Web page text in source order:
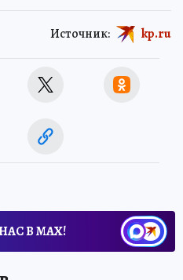
Источник: kp.ru
В МАХ!